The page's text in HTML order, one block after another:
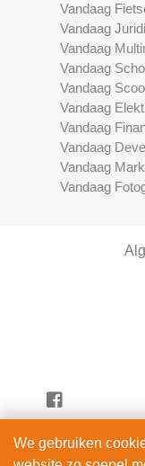
Vandaag
Vandaag
Vandaag
Vandaag
Vandaag
Vandaag
Vandaag
Vandaag
Vandaag
Vandaag
We gebruiken